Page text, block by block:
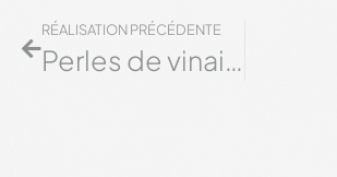
RÉALISATION PRÉCÉDENTE
Perles de vinaigre